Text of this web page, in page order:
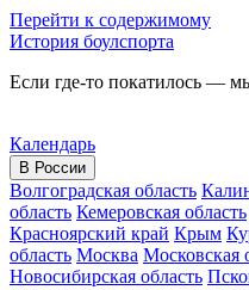
Перейти к содержимому
История боулспорта
Если где-то покатилось —
Календарь
В России
Волгоградская область
область Кемеровская область
Красноярский край Крым
область Москва Московская
Новосибирская область